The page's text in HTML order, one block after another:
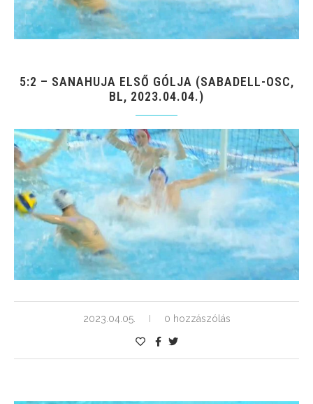
5:2 – SANAHUJA ELSŐ GÓLJA (SABADELL-OSC,
BL, 2023.04.04.)
2023.04.05. 0 hozzászólás